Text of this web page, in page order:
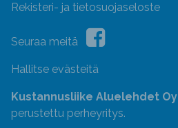
Rekisteri- ja tietosuojaseloste
Seuraa meitä
Hallitse evästeitä
Kustannusliike Aluelehdet Oy
perustettu perheyritys.